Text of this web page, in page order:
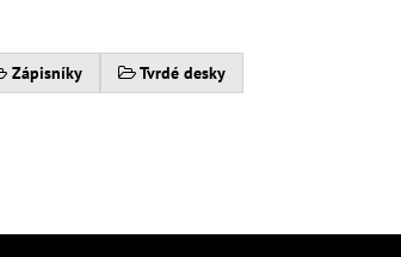
Zápisníky Tvrdé desky